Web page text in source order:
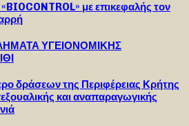
με επικεφαλής τον
ΥΓΕΙΟΝΟΜΙΚΗΣ
δράσεων της Περιφέρειας Κρήτης
και αναπαραγωγικής